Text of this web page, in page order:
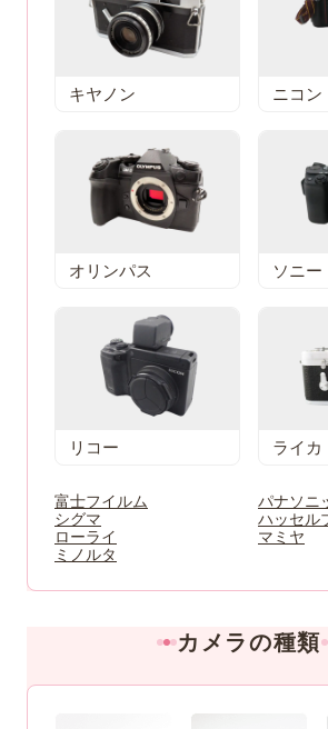
キヤノン ニコン
オリンパス ソニー
リコー ライカ
富士フイルム
パナソニ
シグマ
ハッセル
ローライ
マミヤ
ミノルタ
カメラの種類